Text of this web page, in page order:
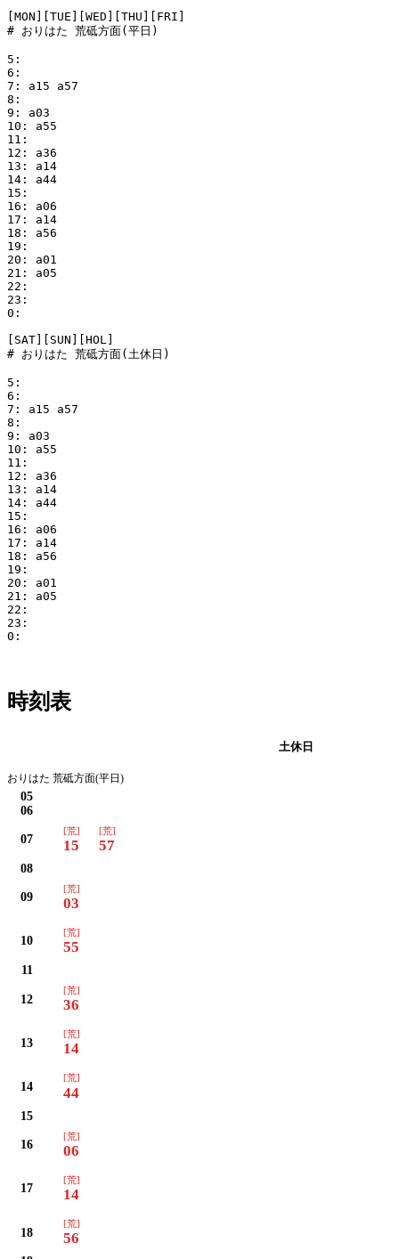
[MON][TUE][WED][THU][FRI]
# おりはた 荒砥方面(平日)
5:
6:
7: a15 a57
8:
9: a03
10: a55
11:
12: a36
13: a14
14: a44
15:
16: a06
17: a14
18: a56
19:
20: a01
21: a05
22:
23:
0:
[SAT][SUN][HOL]
# おりはた 荒砥方面(土休日)
5:
6:
7: a15 a57
8:
9: a03
10: a55
11:
12: a36
13: a14
14: a44
15:
16: a06
17: a14
18: a56
19:
20: a01
21: a05
22:
23:
0:
時刻表
土休日
おりはた 荒砥方面(平日)
05
06
07
[荒]
15
[荒]
57
08
09
[荒]
03
10
[荒]
55
11
12
[荒]
36
13
[荒]
14
14
[荒]
44
15
16
[荒]
06
17
[荒]
14
18
[荒]
56